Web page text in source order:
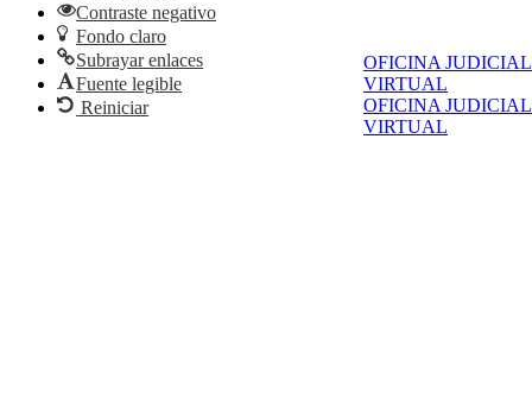
OFICINA JUDICIAL
VIRTUAL
OFICINA JUDICIAL
VIRTUAL
Contraste negativo
Fondo claro
Subrayar enlaces
Fuente legible
Reiniciar